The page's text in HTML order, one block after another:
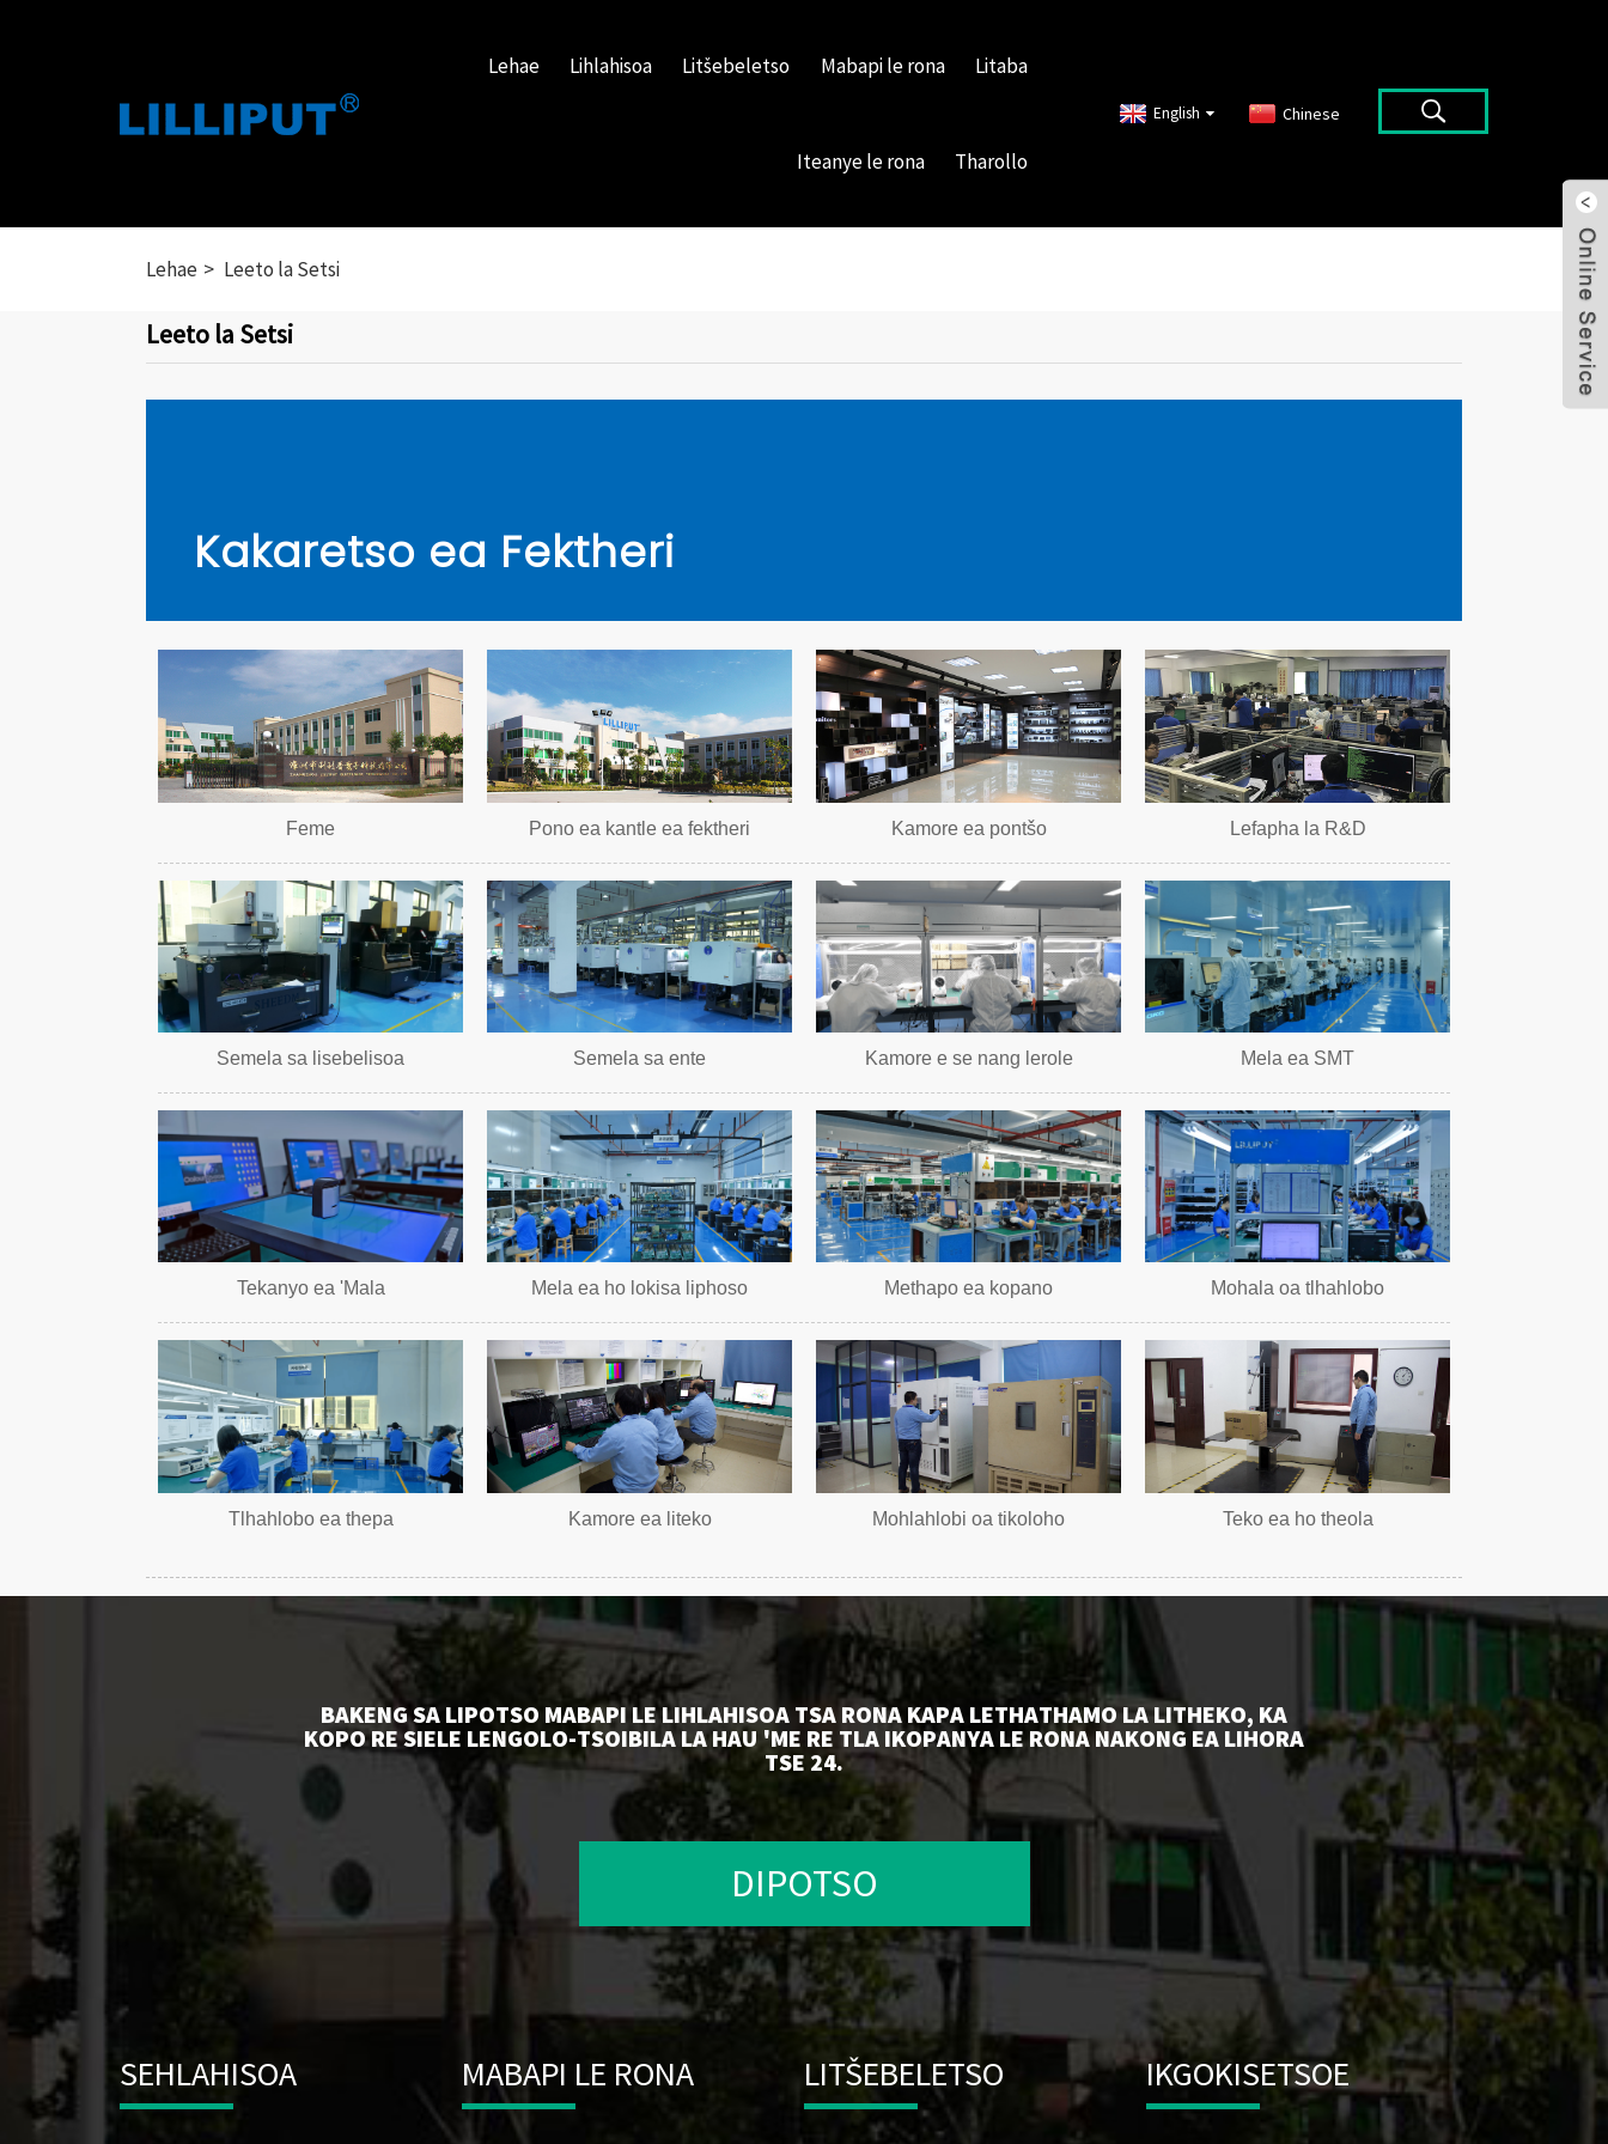
Lehae Lihlahisoa Litšebeletso Mabapi le rona Litaba
Iteanye le rona Tharollo
English Chinese
Lehae Leeto la Setsi
Leeto la Setsi
Kakaretso ea Fektheri
Feme Pono ea kantle ea fektheri Kamore ea pontšo Lefapha la R&D
Semela sa lisebelisoa Semela sa ente Kamore e se nang lerole Mela ea SMT
Tekanyo ea 'Mala Mela ea ho lokisa liphoso Methapo ea kopano Mohala oa tlhahlobo
Tlhahlobo ea thepa Kamore ea liteko Mohlahlobi oa tikoloho Teko ea ho theola
BAKENG SA LIPOTSO MABAPI LE LIHLAHISOA TSA RONA KAPA LETHATHAMO LA LITHEKO, KA
KOPO RE SIELE LENGOLO-TSOIBILA LA HAU 'ME RE TLA IKOPANYA LE RONA NAKONG EA LIHORA
TSE 24.
DIPOTSO
SEHLAHISOA MABAPI LE RONA LITŠEBELETSO IKGOKISETSOE